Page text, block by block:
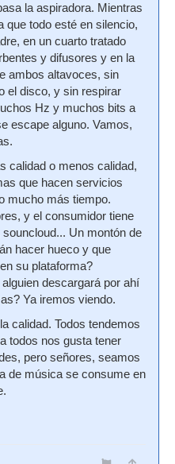
la aspiradora. Mientras
que todo esté en silencio,
en un cuarto tratado
y difusores y en la
ambos altavoces, sin
el disco, y sin respirar
Hz y muchos bits a
escape alguno. Vamos,
calidad o menos calidad,
que hacen servicios
mucho más tiempo.
y el consumidor tiene
Un montón de
hacer hueco y que
su plataforma?
descargará por ahí
Ya iremos viendo.
calidad. Todos tendemos
todos nos gusta tener
pero señores, seamos
de música se consume en